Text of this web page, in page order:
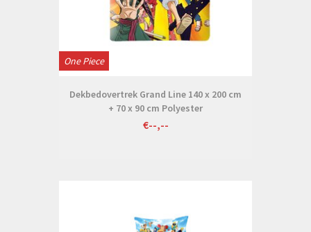
One Piece
Dekbedovertrek Grand Line 140 x 200 cm
+ 70 x 90 cm Polyester
€--,--